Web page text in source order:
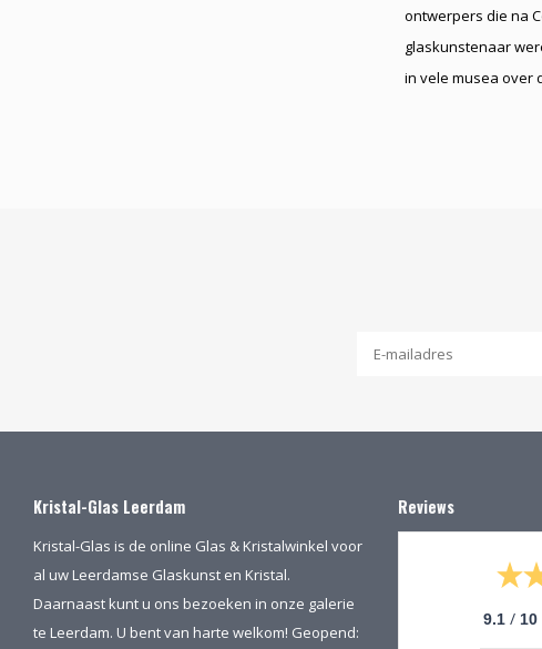
ontwerpers die na
glaskunstenaar
in vele musea over
Kristal-Glas Leerdam
Kristal-Glas is de online Glas & Kristalwinkel voor
al uw Leerdamse Glaskunst en Kristal.
Daarnaast kunt u ons bezoeken in onze galerie
te Leerdam. U bent van harte welkom! Geopend:
Reviews
9.1 / 10